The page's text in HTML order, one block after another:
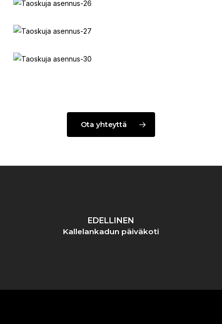
Ota yhteyttä
EDELLINEN
Kallelankadun päiväkoti